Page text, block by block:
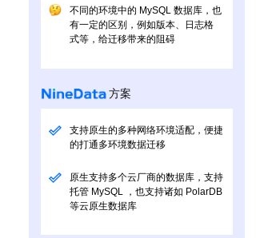
支持原生的多种网络环境适配，便捷
的打通多环境数据迁移
原生支持多个云厂商的数据库，支持
托管 MySQL ，也支持诸如 PolarDB
等云原生数据库
方案
不同的环境中的 MySQL 数据库，也
有一定的区别，例如版本、日志格
式等，给迁移带来的阻碍